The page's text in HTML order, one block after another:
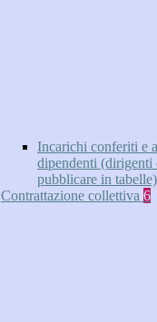
Incarichi conferiti e
dipendenti (dirigenti
pubblicare in tabelle)
Contrattazione collettiva 6